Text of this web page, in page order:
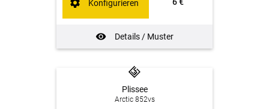
6 €
Details / Muster
Konfigurieren
Plissee
Arctic 852vs